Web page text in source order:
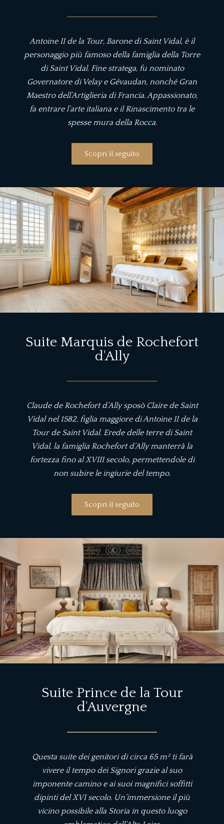
Antoine II de la Tour, Barone di Saint Vidal, è il
personaggio più famoso della famiglia della Torre
di Saint Vidal. Fine stratega, fu nominato
Governatore di Velay e Gévaudan, nonché Gran
Maestro dell’Artiglieria di Francia. Appassionato,
fa entrare l’arte italiana e il Rinascimento tra le
spesse mura della Rocca.
Scopri il seguito
Suite Marquis de Rochefort
d'Ally
Claude de Rochefort d’Ally sposò Claire de Saint
Vidal nel 1582, figlia maggiore di Antoine II de la
Tour de Saint Vidal. Erede delle terre di Saint
Vidal, la famiglia Rochefort d’Ally manterrà la
fortezza fino al XVIII secolo, permettendole di
non subire le ingiurie del tempo.
Scopri il seguito
Suite Prince de la Tour
d'Auvergne
Questa suite dei genitori di circa 65 m² ti farà
vivere il tempo dei Signori grazie al suo
imponente camino e ai suoi magnifici soffitti
dipinti del XVI secolo. Un’immersione il più
vicino possibile alla Storia in questo luogo